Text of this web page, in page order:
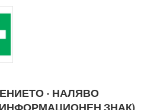
- НАЛЯВО